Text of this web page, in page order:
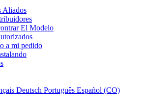
Aliados
El Modelo
a mi pedido
Deutsch Português Español (CO)